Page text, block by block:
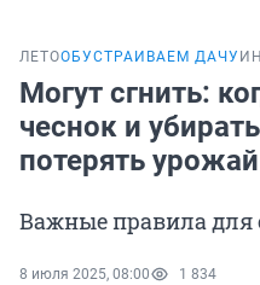
ЛЕТООБУСТРАИВАЕМ ДАЧУ
Могут сгнить:
чеснок и
потерять урожай
Важные правила для
8 июля 2025, 08:00 1 834